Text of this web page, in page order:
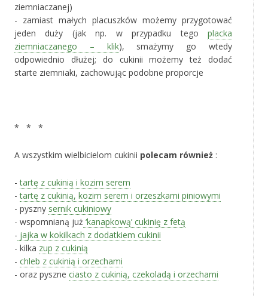
ziemniaczanej)
- zamiast małych placuszków możemy przygotować
jeden duży (jak np. w przypadku tego placka
ziemniaczanego – klik), smażymy go wtedy
odpowiednio dłużej; do cukinii możemy też dodać
starte ziemniaki, zachowując podobne proporcje
* * *
A wszystkim wielbicielom cukinii polecam również :
-tartę z cukinią i kozim serem
-tartę z cukinią, kozim serem i orzeszkami piniowymi
- pyszny sernik cukiniowy
- wspomnianą już ‘kanapkową’ cukinię z fetą
- jajka w kokilkach z dodatkiem cukinii
- kilka zup z cukinią
- chleb z cukinią i orzechami
- oraz pyszne ciasto z cukinią, czekoladą i orzechami